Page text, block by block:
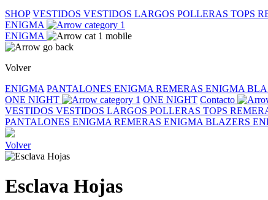
SHOP VESTIDOS VESTIDOS LARGOS POLLERAS TOPS
ENIGMA
ENIGMA
Volver
ENIGMA PANTALONES ENIGMA REMERAS ENIGMA
ONE NIGHT
ONE NIGHT Contacto
VESTIDOS VESTIDOS LARGOS POLLERAS TOPS
PANTALONES ENIGMA REMERAS ENIGMA BLAZERS
Volver
Esclava Hojas